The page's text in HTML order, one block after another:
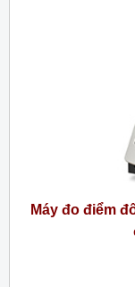
Máy đo điểm